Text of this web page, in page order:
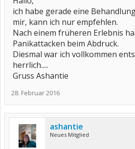
ich habe gerade eine
mir, kann ich nur empfehlen.
Nach einem früheren Erlebnis
Panikattacken beim Abdruck.
Diesmal war ich vollkommen
herrlich.....
Gruss Ashantie
28. Februar 2016
ashantie
Neues Mitglied